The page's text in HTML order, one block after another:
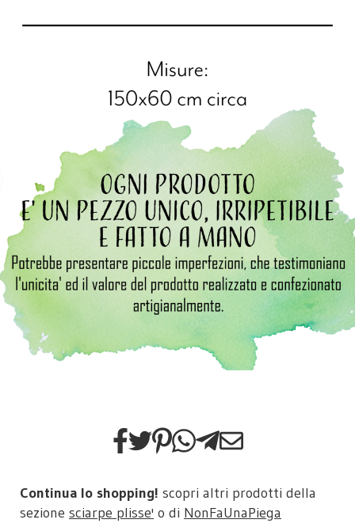
Continua lo shopping! scopri altri prodotti della
sezione sciarpe plisse' o di NonFaUnaPiega